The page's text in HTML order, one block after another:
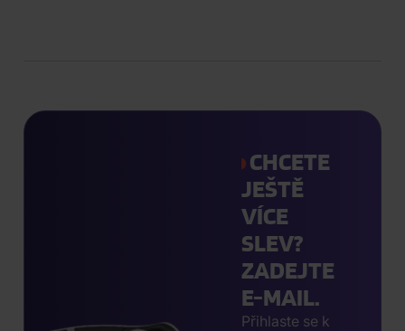
CHCETE
JEŠTĚ
VÍCE
SLEV?
ZADEJTE
E-MAIL.
Přihlaste se k